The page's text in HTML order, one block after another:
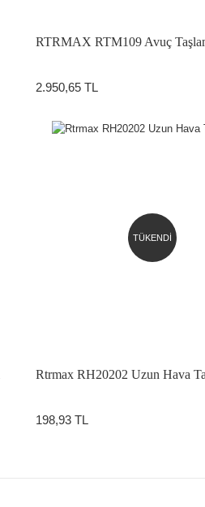
RTRMAX RTM109 Avuç
2.950,65 TL
TÜKENDİ
Rtrmax RH20202 Uzun Hava
198,93 TL